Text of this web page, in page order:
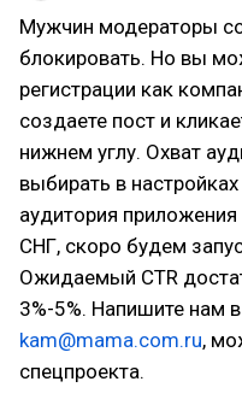
Мужчин модераторы
блокировать. Но вы
регистрации как
создаете пост и
нижнем углу. Охват
выбирать в
аудитория
СНГ, скоро будем
Ожидаемый CTR
3%-5%. Напишите нам
kam@mama.com.ru,
спецпроекта.